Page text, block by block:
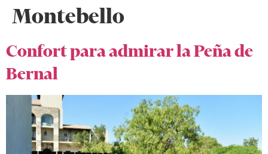
Montebello
Confort para admirar la Peña de
Bernal